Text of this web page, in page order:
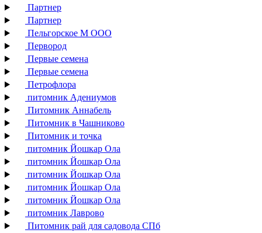
Партнер
Партнер
Пельгорское М ООО
Первород
Первые семена
Первые семена
Петрофлора
питомник Адениумов
Питомник Аннабель
Питомник в Чашниково
Питомник и точка
питомник Йошкар Ола
питомник Йошкар Ола
питомник Йошкар Ола
питомник Йошкар Ола
питомник Йошкар Ола
питомник Лаврово
Питомник рай для садовода СПб